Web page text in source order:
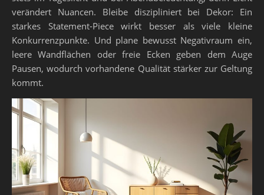
verändert Nuancen. Bleibe diszipliniert bei Dekor: Ein
starkes Statement-Piece wirkt besser als viele kleine
Konkurrenzpunkte. Und plane bewusst Negativraum ein,
leere Wandflächen oder freie Ecken geben dem Auge
Pausen, wodurch vorhandene Qualität stärker zur Geltung
kommt.